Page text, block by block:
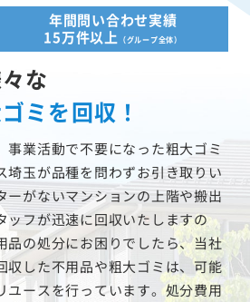
年間問い合わせ実績
15万件以上
（グループ全体）
な
ミを回収！
事業活動で不要になった粗大ゴミ
埼玉が品種を問わずお引き取りい
ーがないマンションの上階や搬出
ッフが迅速に回収いたしますの
品の処分にお困りでしたら、当社
収した不用品や粗大ゴミは、可能
ユースを行っています。処分費用